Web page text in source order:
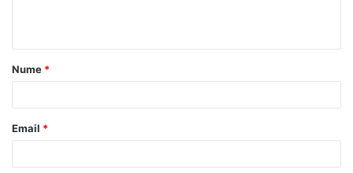
a
r
*
Nume *
Email *